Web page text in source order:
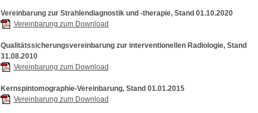
Vereinbarung zur Strahlendiagnostik und -therapie, Stand 01.10.2020
Vereinbarung zum Download
Qualitätssicherungsvereinbarung zur interventionellen Radiologie, Stand
31.08.2010
Vereinbarung zum Download
Kernspintomographie-Vereinbarung, Stand 01.01.2015
Vereinbarung zum Download